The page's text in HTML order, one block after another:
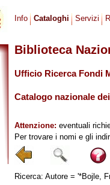
Info Cataloghi Servizi
Biblioteca
Ufficio Ricerca Fondi
Catalogo nazionale
Attenzione: eventuali
Per trovare i nomi e gli
Ricerca: Autore = '*Bojle,